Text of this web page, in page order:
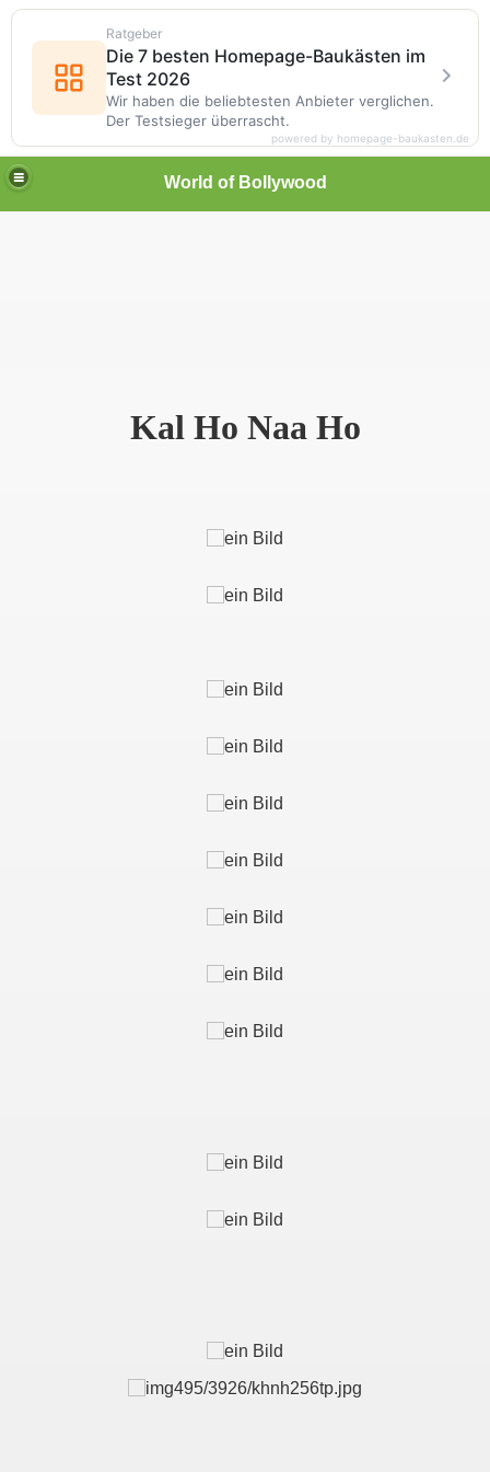
World of Bollywood
Kal Ho Naa Ho
Ratgeber
Die 7 besten Homepage-Baukästen im
Test 2026
Wir haben die beliebtesten Anbieter verglichen.
Der Testsieger überrascht.
powered by homepage-baukasten.de